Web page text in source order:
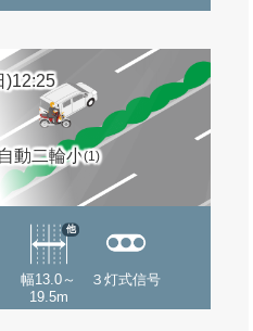
)12:25
動二輪小(1)
幅13.0～
19.5m
他
３灯式信号